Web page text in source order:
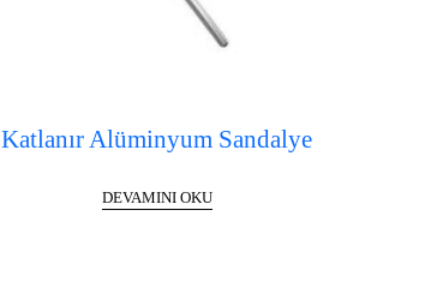
Katlanır Alüminyum Sandalye
DEVAMINI OKU